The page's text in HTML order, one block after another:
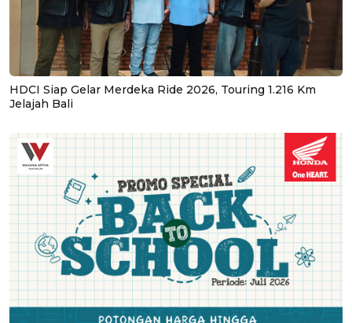
HDCI Siap Gelar Merdeka Ride 2026, Touring 1.216 Km
Jelajah Bali